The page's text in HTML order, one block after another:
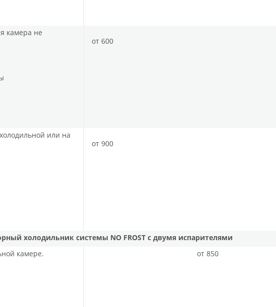
камера не
от 600
или на
от 900
холодильник системы NO FROST с двумя испарителями
камере.
от 850